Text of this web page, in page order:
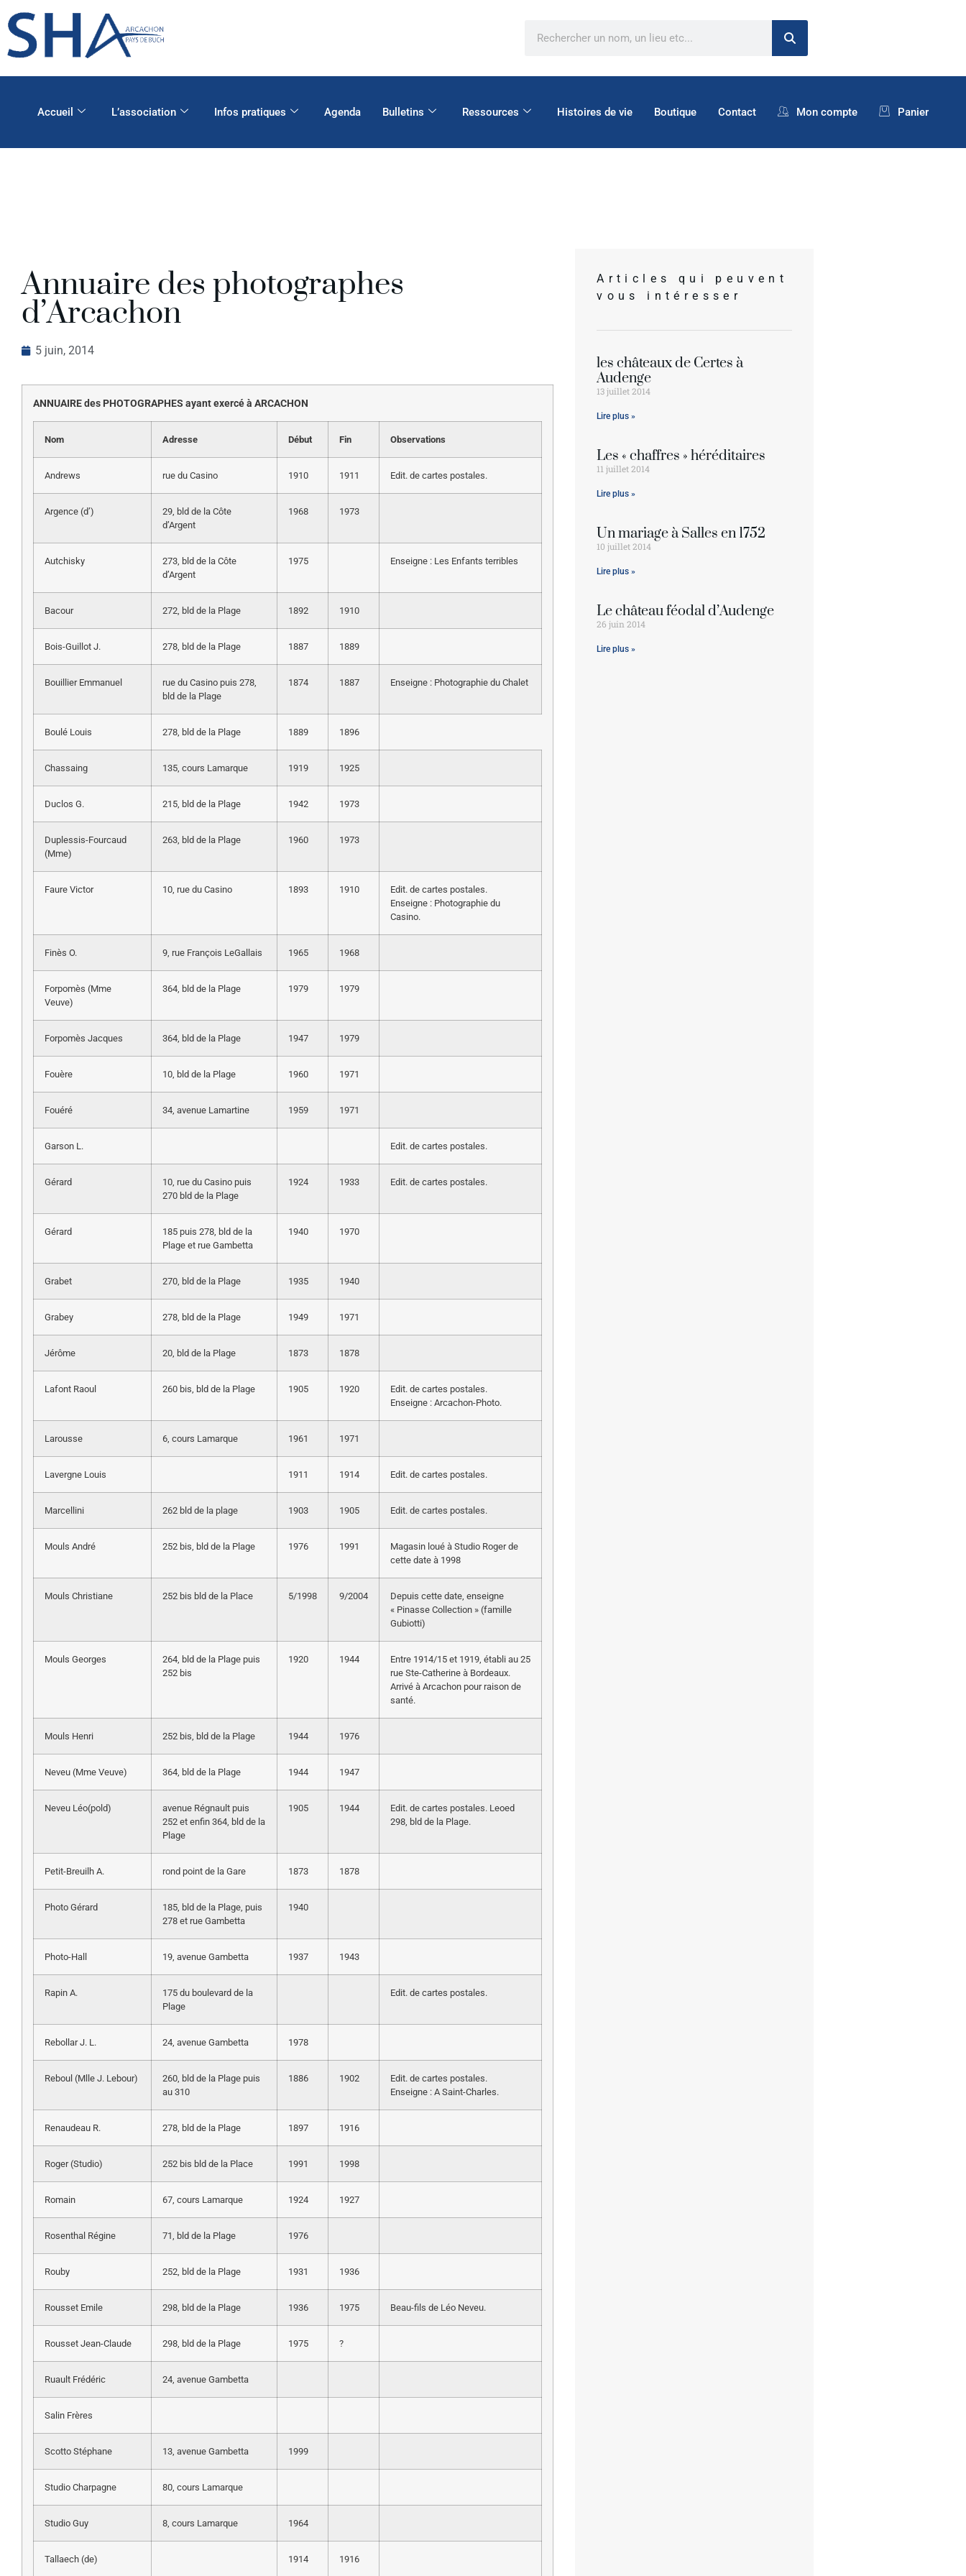
Accueil L’association Infos pratiques Agenda Bulletins Ressources Histoires de vie Boutique Contact Mon compte Panier
Annuaire des photographes
d’Arcachon
5 juin, 2014
ANNUAIRE des PHOTOGRAPHES ayant exercé à ARCACHON
Nom Adresse Début Fin Observations
Andrews rue du Casino 1910 1911 Edit. de cartes postales.
Argence (d’)
29, bld de la Côte
d’Argent
1968 1973
Autchisky
273, bld de la Côte
d’Argent
1975 Enseigne : Les Enfants terribles
Bacour 272, bld de la Plage 1892 1910
Bois-Guillot J. 278, bld de la Plage 1887 1889
Bouillier Emmanuel
rue du Casino puis 278,
bld de la Plage
1874 1887 Enseigne : Photographie du Chalet
Boulé Louis 278, bld de la Plage 1889 1896
Chassaing 135, cours Lamarque 1919 1925
Duclos G. 215, bld de la Plage 1942 1973
Duplessis-Fourcaud
(Mme)
263, bld de la Plage 1960 1973
Faure Victor 10, rue du Casino 1893 1910
Edit. de cartes postales.
Enseigne : Photographie du
Casino.
Finès O. 9, rue François LeGallais 1965 1968
Forpomès (Mme
Veuve)
364, bld de la Plage 1979 1979
Forpomès Jacques 364, bld de la Plage 1947 1979
Fouère 10, bld de la Plage 1960 1971
Fouéré 34, avenue Lamartine 1959 1971
Garson L. Edit. de cartes postales.
Gérard
10, rue du Casino puis
270 bld de la Plage
1924 1933 Edit. de cartes postales.
Gérard
185 puis 278, bld de la
Plage et rue Gambetta
1940 1970
Grabet 270, bld de la Plage 1935 1940
Grabey 278, bld de la Plage 1949 1971
Jérôme 20, bld de la Plage 1873 1878
Lafont Raoul 260 bis, bld de la Plage 1905 1920
Edit. de cartes postales.
Enseigne : Arcachon-Photo.
Larousse 6, cours Lamarque 1961 1971
Lavergne Louis 1911 1914 Edit. de cartes postales.
Marcellini 262 bld de la plage 1903 1905 Edit. de cartes postales.
Mouls André 252 bis, bld de la Plage 1976 1991
Magasin loué à Studio Roger de
cette date à 1998
Mouls Christiane 252 bis bld de la Place 5/1998 9/2004
Depuis cette date, enseigne
« Pinasse Collection » (famille
Gubiotti)
Mouls Georges
264, bld de la Plage puis
252 bis
1920 1944
Entre 1914/15 et 1919, établi au 25
rue Ste-Catherine à Bordeaux.
Arrivé à Arcachon pour raison de
santé.
Mouls Henri 252 bis, bld de la Plage 1944 1976
Neveu (Mme Veuve) 364, bld de la Plage 1944 1947
Neveu Léo(pold)
avenue Régnault puis
252 et enfin 364, bld de la
Plage
1905 1944
Edit. de cartes postales. Leoed
298, bld de la Plage.
Petit-Breuilh A. rond point de la Gare 1873 1878
Photo Gérard
185, bld de la Plage, puis
278 et rue Gambetta
1940
Photo-Hall 19, avenue Gambetta 1937 1943
Rapin A.
175 du boulevard de la
Plage
Edit. de cartes postales.
Rebollar J. L. 24, avenue Gambetta 1978
Reboul (Mlle J. Lebour)
260, bld de la Plage puis
au 310
1886 1902
Edit. de cartes postales.
Enseigne : A Saint-Charles.
Renaudeau R. 278, bld de la Plage 1897 1916
Roger (Studio) 252 bis bld de la Place 1991 1998
Romain 67, cours Lamarque 1924 1927
Rosenthal Régine 71, bld de la Plage 1976
Rouby 252, bld de la Plage 1931 1936
Rousset Emile 298, bld de la Plage 1936 1975 Beau-fils de Léo Neveu.
Rousset Jean-Claude 298, bld de la Plage 1975 ?
Ruault Frédéric 24, avenue Gambetta
Salin Frères
Scotto Stéphane 13, avenue Gambetta 1999
Studio Charpagne 80, cours Lamarque
Studio Guy 8, cours Lamarque 1964
Tallaech (de) 1914 1916
Articles qui peuvent
vous intéresser
les châteaux de Certes à
Audenge
13 juillet 2014
Lire plus »
Les « chaffres » héréditaires
11 juillet 2014
Lire plus »
Un mariage à Salles en 1752
10 juillet 2014
Lire plus »
Le château féodal d’Audenge
26 juin 2014
Lire plus »